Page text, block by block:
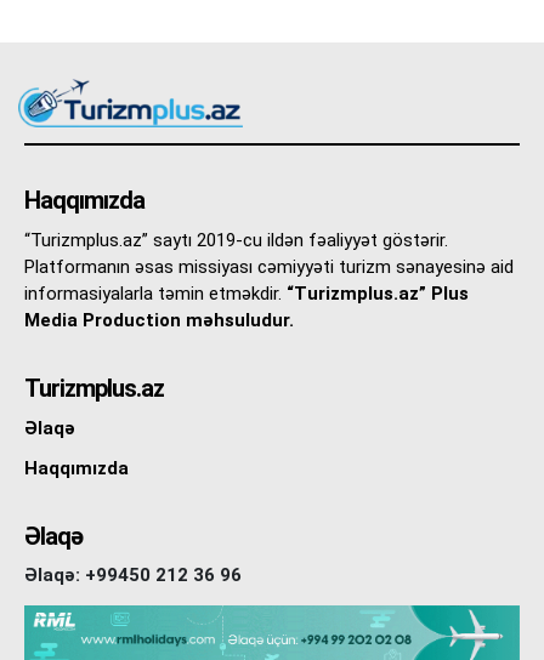
Haqqımızda
“Turizmplus.az” saytı 2019-cu ildən fəaliyyət göstərir.
Platformanın əsas missiyası cəmiyyəti turizm sənayesinə aid
informasiyalarla təmin etməkdir. “Turizmplus.az” Plus
Media Production məhsuludur.
Turizmplus.az
Əlaqə
Haqqımızda
Əlaqə
Əlaqə: +99450 212 36 96